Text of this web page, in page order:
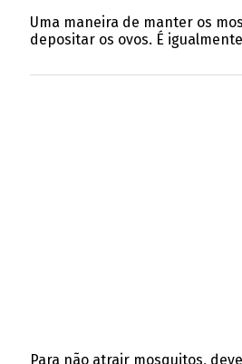
Uma maneira de manter os
depositar os ovos. É
Para não atrair mosquitos,